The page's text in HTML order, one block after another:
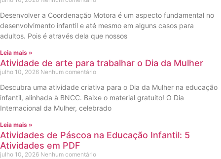
Desenvolver a Coordenação Motora é um aspecto fundamental no
desenvolvimento infantil e até mesmo em alguns casos para
adultos. Pois é através dela que nossos
Leia mais »
Atividade de arte para trabalhar o Dia da Mulher
julho 10, 2026 Nenhum comentário
Descubra uma atividade criativa para o Dia da Mulher na educação
infantil, alinhada à BNCC. Baixe o material gratuito! O Dia
Internacional da Mulher, celebrado
Leia mais »
Atividades de Páscoa na Educação Infantil: 5
Atividades em PDF
julho 10, 2026 Nenhum comentário